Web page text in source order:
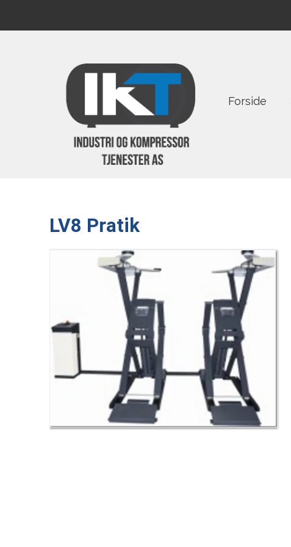
Forside
LV8 Pratik